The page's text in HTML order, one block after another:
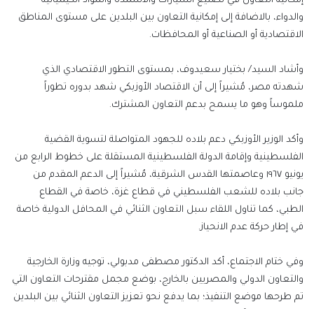
والدواء، بالاضافة إلى إمكانية التعاون بين البلدين على مستوى المناطق
الاقتصادية أو الصناعية أو المحافظات.
وأشاد السيد/ بختيار سعيدوف، بمستوى التطور الاقتصادي الذي
شهدته مصر، مُشيراً إلى أن الاقتصاد الأوزبكي شهد بدوره تطوراً
ملموساً وهو ما يسمح بدعم التعاون المشترك.
وأكد الوزير الأوزبكي دعم بلاده للجهود المتواصلة لتسوية القضية
الفلسطينية وإقامة الدولة الفلسطينية المستقلة على خطوط الرابع من
يونيو ١٩٦٧ وعاصمتها القدس الشرقية، مُشيراً إلى الدعم المقدم من
جانب بلاده للشعب الفلسطيني في قطاع غزة، خاصة في القطاع
الطبي، كما تناول اللقاء سبل التعاون الثنائي في المحافل الدولية خاصة
في إطار حركة عدم الانحياز.
وفي ختام الاجتماع، أكد الدكتور مصطفى مدبولي، توجيه وزارة الخارجية
والتعاون الدولي والمصريين بالخارج، بوضع مجمل مقترحات التعاون التي
تم طرحها موضع التنفيذ؛ بما يدفع نحو تعزيز التعاون الثنائي بين البلدين